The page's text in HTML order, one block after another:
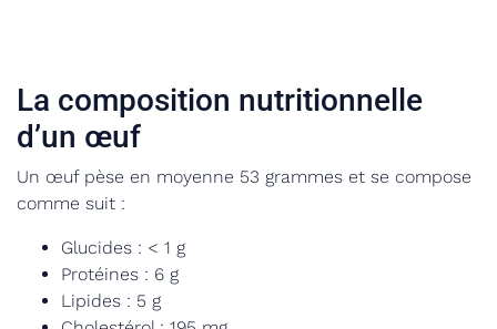
La composition nutritionnelle
d’un œuf
Un œuf pèse en moyenne 53 grammes et se compose
comme suit :
Glucides : < 1 g
Protéines : 6 g
Lipides : 5 g